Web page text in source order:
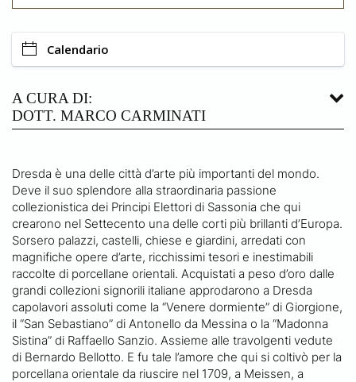
Calendario
A CURA DI:
DOTT. MARCO CARMINATI
Dresda è una delle città d’arte più importanti del mondo.
Deve il suo splendore alla straordinaria passione
collezionistica dei Principi Elettori di Sassonia che qui
crearono nel Settecento una delle corti più brillanti d’Europa.
Sorsero palazzi, castelli, chiese e giardini, arredati con
magnifiche opere d’arte, ricchissimi tesori e inestimabili
raccolte di porcellane orientali. Acquistati a peso d’oro dalle
grandi collezioni signorili italiane approdarono a Dresda
capolavori assoluti come la “Venere dormiente” di Giorgione,
il “San Sebastiano” di Antonello da Messina o la “Madonna
Sistina” di Raffaello Sanzio. Assieme alle travolgenti vedute
di Bernardo Bellotto. E fu tale l’amore che qui si coltivò per la
porcellana orientale da riuscire nel 1709, a Meissen, a